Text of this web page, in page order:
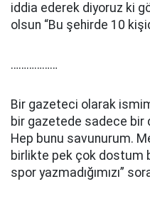
iddia ederek diyoruz ki
olsun “Bu şehirde 10
………………
Bir gazeteci olarak
bir gazetede sadece bir
Hep bunu savunurum.
birlikte pek çok dostum
spor yazmadığımızı”